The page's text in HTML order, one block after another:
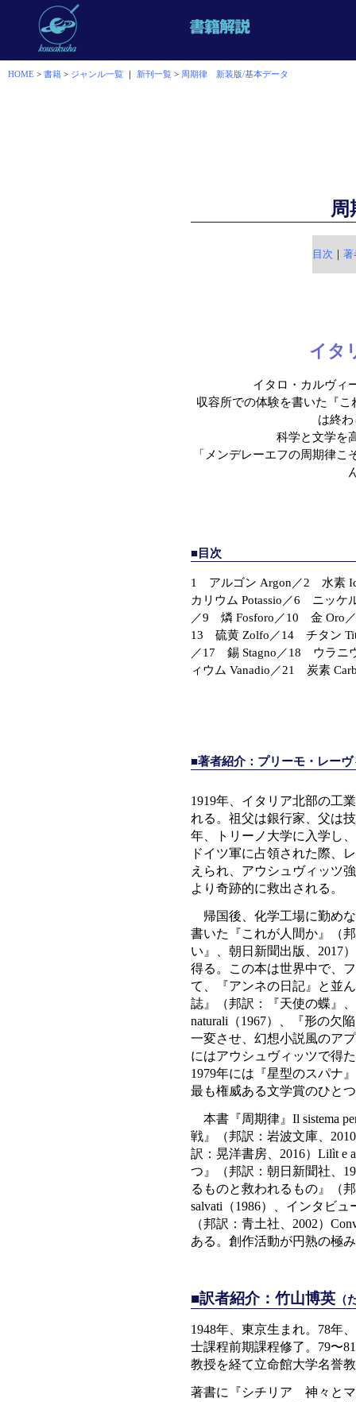
HOME > 書籍 > ジャンル一覧 ｜ 新刊一覧 > 周期律 新装版/基本データ
周
目次 ｜ 著
イタ
イタロ・カルヴィ
収容所での体験を書いた『
は終
科学と文学を
「メンデレーエフの周期律
■目次
1 アルゴン Argon／2 水素
カリウム Potassio／6 ニッ
／9 燐 Fosforo／10 金 Oro
13 硫黄 Zolfo／14 チタン
／17 錫 Stagno／18 ウラニ
ィウム Vanadio／21 炭素
■著者紹介：プリーモ・レー
1919年、イタリア北部の工
れる。祖父は銀行家、父は
年、トリーノ大学に入学し
ドイツ軍に占領された際、
えられ、アウシュヴィッツ
より奇跡的に救出される。
帰国後、化学工場に勤め
書いた『これが人間か』（
い』、朝日新聞出版、2017
得る。この本は世界中で、
て、『アンネの日記』と並
誌』（邦訳：『天使の蝶』
naturali（1967）、『形の欠
一変させ、幻想小説風のア
にはアウシュヴィッツで得
1979年には『星型のスパナ
最も権威ある文学賞のひと
本書『周期律』Il sistema
戦』（邦訳：岩波文庫、
訳：晃洋書房、2016）Lilìt e
つ』（邦訳：朝日新聞社、
るものと救われるもの』（
salvati（1986）、インタビ
（邦訳：青土社、2002）
ある。創作活動が円熟の極
■訳者紹介：竹山博英 （
1948年、東京生まれ。78年
士課程前期課程修了。79〜
教授を経て立命館大学名誉
著書に『シチリア 神々とマ